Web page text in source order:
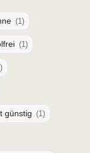
(1)
(1)
günstig (1)